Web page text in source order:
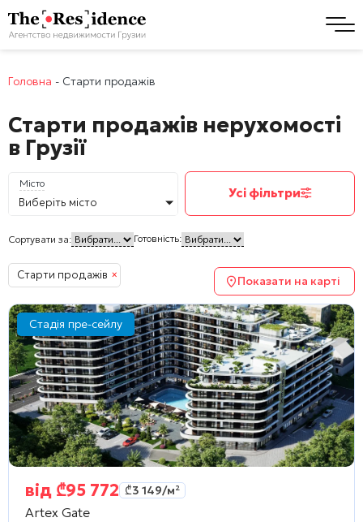
Головна - Старти продажів
Старти продажів нерухомості
в Грузії
Місто
Виберіть місто
Усі фільтри
Сортувати за: Готовність:
Старти продажів × Показати на карті
Стадія пре-сейлу
від ₾95 772 ₾3 149/м²
Artex Gate